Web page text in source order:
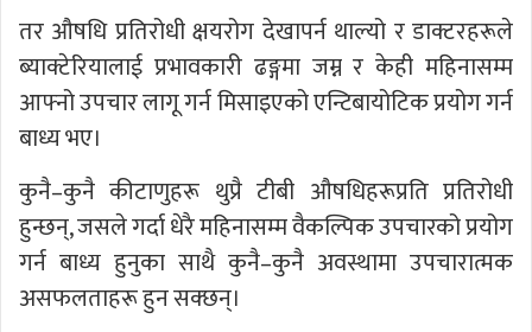
तर औषधि प्रतिरोधी क्षयरोग देखापर्न थाल्यो र डाक्टरहरूले
ब्याक्टेरियालाई प्रभावकारी ढङ्गमा जम्न र केही महिनासम्म
आफ्नो उपचार लागू गर्न मिसाइएको एन्टिबायोटिक प्रयोग गर्न
बाध्य भए।
कुनै–कुनै कीटाणुहरू थुप्रै टीबी औषधिहरूप्रति प्रतिरोधी
हुन्छन्, जसले गर्दा धेरै महिनासम्म वैकल्पिक उपचारको प्रयोग
गर्न बाध्य हुनुका साथै कुनै–कुनै अवस्थामा उपचारात्मक
असफलताहरू हुन सक्छन्।